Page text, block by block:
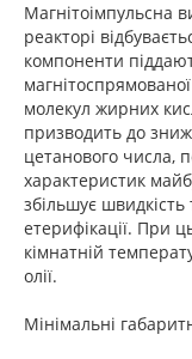
Магнітоімпульсна
реакторі
компоненти
молекул жирних
призводить до
цетанового числа,
характеристик
збільшує швидкість
етерифікації. При
кімнатній
олії.
Мінімальні